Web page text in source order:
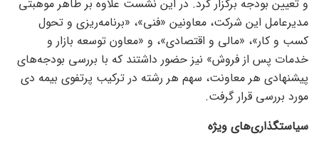
و تعیین بودجه برگزار کرد. در این نشست علاوه بر طاهر موهبتی
مدیرعامل این شرکت، معاونین «فنی»، «برنامه‌ریزی و تحول
کسب و کار»، «مالی و اقتصادی»، و «معاون توسعه بازار و
خدمات پس از فروش» نیز حضور داشتند که با بررسی بودجه‌های
پیشنهادی هر معاونت، سهم هر رشته در ترکیب پرتفوی بیمه دی
مورد بررسی قرار گرفت.
سیاستگذاری‌های ویژه